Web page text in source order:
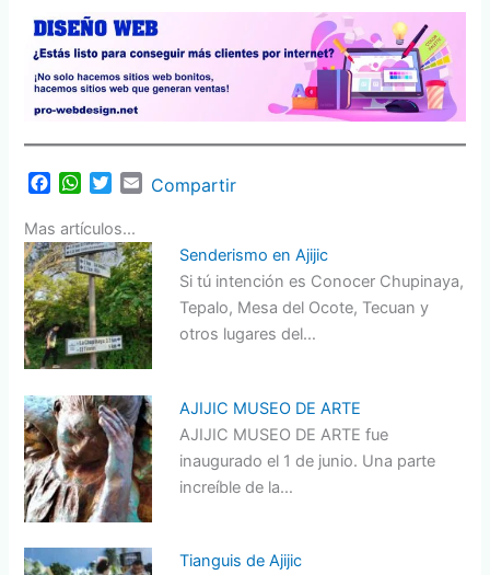
c
e
b
o
o
k
W
a
t
s
A
p
p
i
t
t
e
r
E
i
l
Compartir
Mas artículos...
Senderismo en Ajijic
Si tú intención es Conocer Chupinaya,
Tepalo, Mesa del Ocote, Tecuan y
otros lugares del…
AJIJIC MUSEO DE ARTE
AJIJIC MUSEO DE ARTE fue
inaugurado el 1 de junio. Una parte
increíble de la…
Tianguis de Ajijic